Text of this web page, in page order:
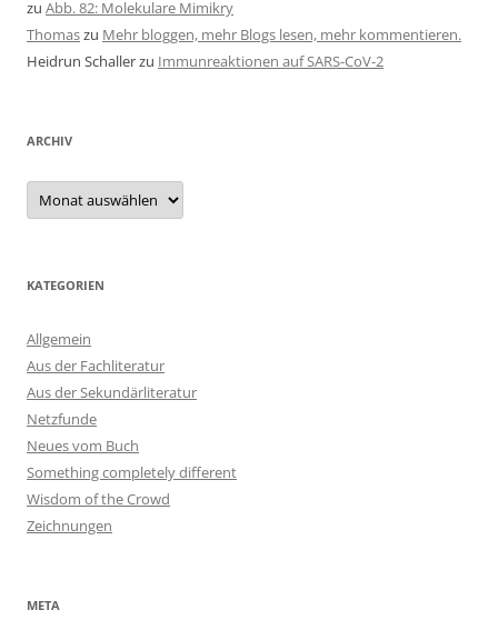
zu Abb. 82: Molekulare Mimikry
Thomaszu Mehr bloggen, mehr Blogs lesen, mehr kommentieren.
Heidrun Schallerzu Immunreaktionen auf SARS-CoV-2
ARCHIV
Archiv
KATEGORIEN
Allgemein
Aus der Fachliteratur
Aus der Sekundärliteratur
Netzfunde
Neues vom Buch
Something completely different
Wisdom of the Crowd
Zeichnungen
META